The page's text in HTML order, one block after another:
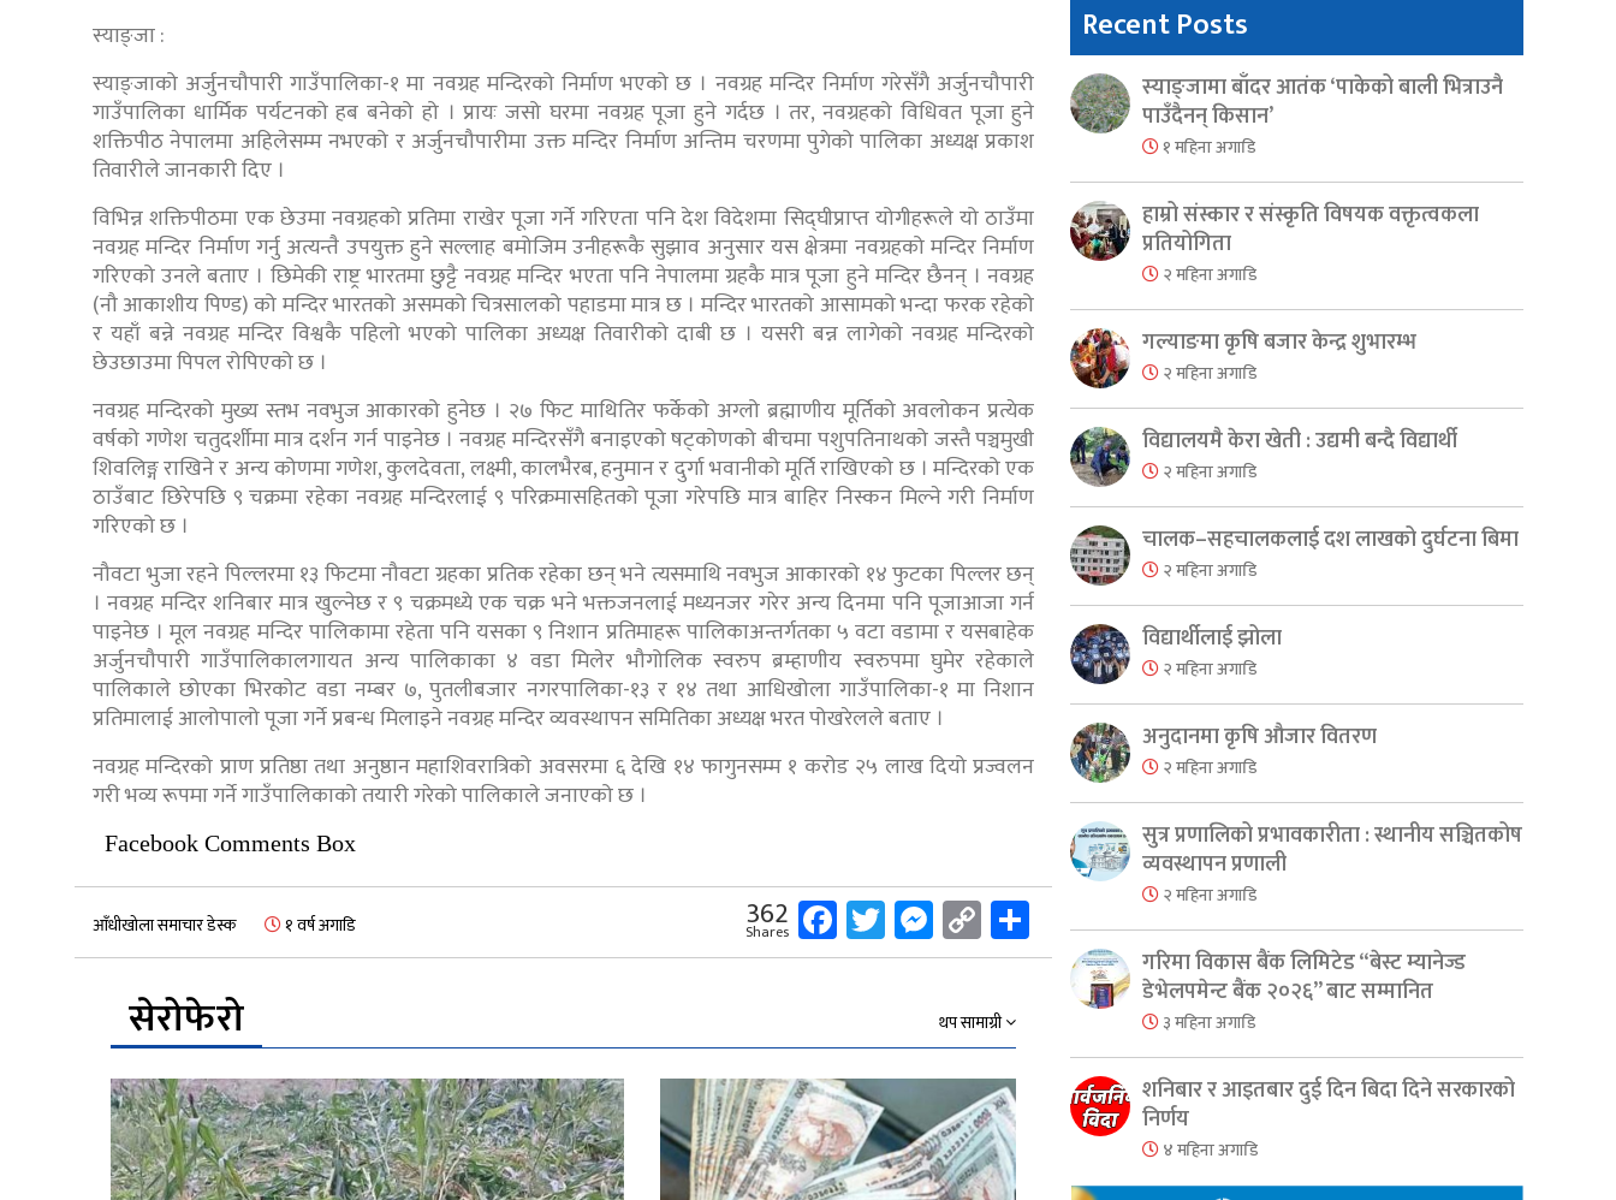
स्याङ्जा :
स्याङ्जाको अर्जुनचौपारी गाउँपालिका-१ मा नवग्रह मन्दिरको निर्माण भएको छ । नवग्रह मन्दिर निर्माण गरेसँगै अर्जुनचौपारी
गाउँपालिका धार्मिक पर्यटनको हब बनेको हो । प्रायः जसो घरमा नवग्रह पूजा हुने गर्दछ । तर, नवग्रहको विधिवत पूजा हुने
शक्तिपीठ नेपालमा अहिलेसम्म नभएको र अर्जुनचौपारीमा उक्त मन्दिर निर्माण अन्तिम चरणमा पुगेको पालिका अध्यक्ष प्रकाश
तिवारीले जानकारी दिए ।
विभिन्न शक्तिपीठमा एक छेउमा नवग्रहको प्रतिमा राखेर पूजा गर्ने गरिएता पनि देश विदेशमा सिद्घीप्राप्त योगीहरूले यो ठाउँमा
नवग्रह मन्दिर निर्माण गर्नु अत्यन्तै उपयुक्त हुने सल्लाह बमोजिम उनीहरूकै सुझाव अनुसार यस क्षेत्रमा नवग्रहको मन्दिर निर्माण
गरिएको उनले बताए । छिमेकी राष्ट्र भारतमा छुट्टै नवग्रह मन्दिर भएता पनि नेपालमा ग्रहकै मात्र पूजा हुने मन्दिर छैनन् । नवग्रह
(नौ आकाशीय पिण्ड) को मन्दिर भारतको असमको चित्रसालको पहाडमा मात्र छ । मन्दिर भारतको आसामको भन्दा फरक रहेको
र यहाँ बन्ने नवग्रह मन्दिर विश्वकै पहिलो भएको पालिका अध्यक्ष तिवारीको दाबी छ । यसरी बन्न लागेको नवग्रह मन्दिरको
छेउछाउमा पिपल रोपिएको छ ।
नवग्रह मन्दिरको मुख्य स्तभ नवभुज आकारको हुनेछ । २७ फिट माथितिर फर्केको अग्लो ब्रह्माणीय मूर्तिको अवलोकन प्रत्येक
वर्षको गणेश चतुदर्शीमा मात्र दर्शन गर्न पाइनेछ । नवग्रह मन्दिरसँगै बनाइएको षट्कोणको बीचमा पशुपतिनाथको जस्तै पञ्चमुखी
शिवलिङ्ग राखिने र अन्य कोणमा गणेश, कुलदेवता, लक्ष्मी, कालभैरब, हनुमान र दुर्गा भवानीको मूर्ति राखिएको छ । मन्दिरको एक
ठाउँबाट छिरेपछि ९ चक्रमा रहेका नवग्रह मन्दिरलाई ९ परिक्रमासहितको पूजा गरेपछि मात्र बाहिर निस्कन मिल्ने गरी निर्माण
गरिएको छ ।
नौवटा भुजा रहने पिल्लरमा १३ फिटमा नौवटा ग्रहका प्रतिक रहेका छन् भने त्यसमाथि नवभुज आकारको १४ फुटका पिल्लर छन्
। नवग्रह मन्दिर शनिबार मात्र खुल्नेछ र ९ चक्रमध्ये एक चक्र भने भक्तजनलाई मध्यनजर गरेर अन्य दिनमा पनि पूजाआजा गर्न
पाइनेछ । मूल नवग्रह मन्दिर पालिकामा रहेता पनि यसका ९ निशान प्रतिमाहरू पालिकाअन्तर्गतका ५ वटा वडामा र यसबाहेक
अर्जुनचौपारी गाउँपालिकालगायत अन्य पालिकाका ४ वडा मिलेर भौगोलिक स्वरुप ब्रम्हाणीय स्वरुपमा घुमेर रहेकाले
पालिकाले छोएका भिरकोट वडा नम्बर ७, पुतलीबजार नगरपालिका-१३ र १४ तथा आधिखोला गाउँपालिका-१ मा निशान
प्रतिमालाई आलोपालो पूजा गर्ने प्रबन्ध मिलाइने नवग्रह मन्दिर व्यवस्थापन समितिका अध्यक्ष भरत पोखरेलले बताए ।
नवग्रह मन्दिरको प्राण प्रतिष्ठा तथा अनुष्ठान महाशिवरात्रिको अवसरमा ६ देखि १४ फागुनसम्म १ करोड २५ लाख दियो प्रज्वलन
गरी भव्य रूपमा गर्ने गाउँपालिकाको तयारी गरेको पालिकाले जनाएको छ ।
Facebook Comments Box
आँधीखोला समाचार डेस्क १ वर्ष अगाडि 362
Shares Facebook
Twitter
Messenger
Copy
Link
Share
सेरोफेरो
थप सामाग्री
Recent Posts
स्याङ्जामा बाँदर आतंक ‘पाकेको बाली भित्राउनै
पाउँदैनन् किसान’
१ महिना अगाडि
हाम्रो संस्कार र संस्कृति विषयक वक्तृत्वकला
प्रतियोगिता
२ महिना अगाडि
गल्याङमा कृषि बजार केन्द्र शुभारम्भ
२ महिना अगाडि
विद्यालयमै केरा खेती : उद्यमी बन्दै विद्यार्थी
२ महिना अगाडि
चालक–सहचालकलाई दश लाखको दुर्घटना बिमा
२ महिना अगाडि
विद्यार्थीलाई झोला
२ महिना अगाडि
अनुदानमा कृषि औजार वितरण
२ महिना अगाडि
सुत्र प्रणालिको प्रभावकारीता : स्थानीय सञ्चितकोष
व्यवस्थापन प्रणाली
२ महिना अगाडि
गरिमा विकास बैंक लिमिटेड “बेस्ट म्यानेज्ड
डेभेलपमेन्ट बैंक २०२६” बाट सम्मानित
३ महिना अगाडि
शनिबार र आइतबार दुई दिन बिदा दिने सरकारको
निर्णय
४ महिना अगाडि